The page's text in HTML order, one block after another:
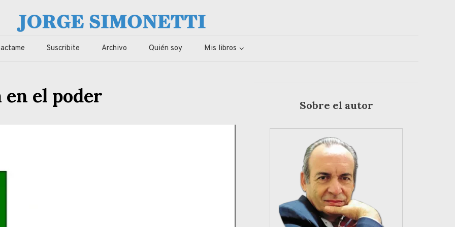
economia de Corrientes, Argentina y el Mundo
Suscribite Archivo Quién soy Mis libros
el poder Sobre el autor